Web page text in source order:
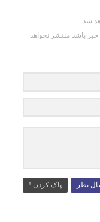
شد.
باشد منتشر نخواهد
نظر پاک کردن !